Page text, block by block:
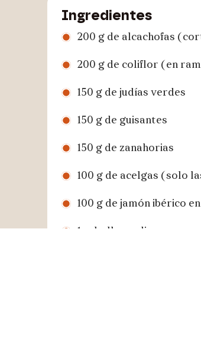
Ingredientes
200 g de alcachofas
200 g de coliflor (en
150 g de judías verdes
150 g de guisantes
150 g de zanahorias
100 g de acelgas (solo
100 g de jamón ibérico
1 cebolla mediana